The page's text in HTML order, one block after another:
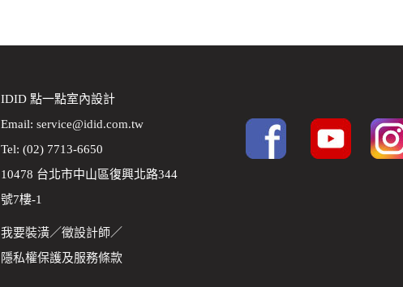
IDID 點一點室內設計
Email: service@idid.com.tw
Tel: (02) 7713-6650
10478 台北市中山區復興北路344
號7樓-1
我要裝潢／徵設計師／
隱私權保護及服務條款